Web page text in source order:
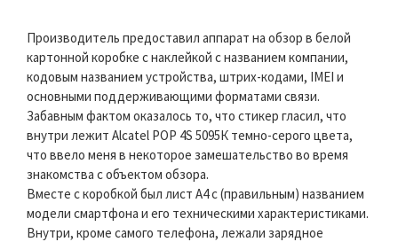
Производитель предоставил аппарат на обзор в белой
картонной коробке с наклейкой с названием компании,
кодовым названием устройства, штрих-кодами, IMEI и
основными поддерживающими форматами связи.
Забавным фактом оказалось то, что стикер гласил, что
внутри лежит Alcatel POP 4S 5095К темно-серого цвета,
что ввело меня в некоторое замешательство во время
знакомства с объектом обзора.
Вместе с коробкой был лист А4 с (правильным) названием
модели смартфона и его техническими характеристиками.
Внутри, кроме самого телефона, лежали зарядное